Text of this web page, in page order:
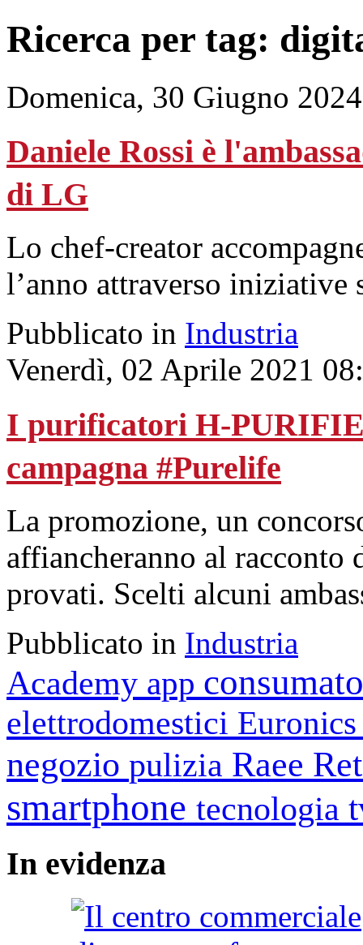
Ricerca per tag:
Domenica, 30 Giugno
Daniele Rossi è
di LG
Lo chef-creator
l’anno attraverso
Pubblicato in Industria
Venerdì, 02 Aprile 2021
I purificatori H-
campagna #Purelife
La promozione, un
affiancheranno al racconto
provati. Scelti alcuni
Pubblicato in Industria
Academy app
elettrodomestici
negozio pulizia Raee
smartphone tecnologia
In evidenza